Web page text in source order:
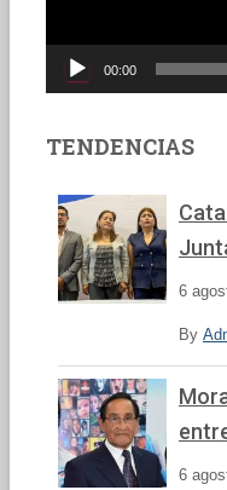
o
d
00:00
TENDENCIAS
6
By
6